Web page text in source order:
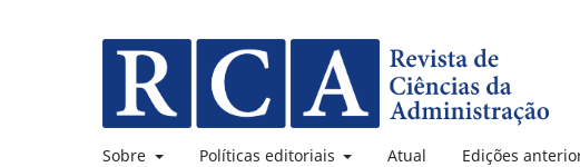
Sobre Políticas editoriais Atual Edições